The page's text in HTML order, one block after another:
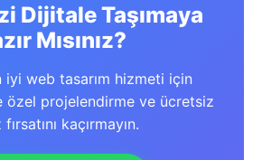
Dijitale Taşımaya
Mısınız?
iyi web tasarım hizmeti için
özel projelendirme ve ücretsiz
kaçırmayın.